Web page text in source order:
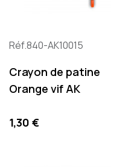
Réf.840-AK10015
Crayon de patine
Orange vif AK
Precio
1,30 €